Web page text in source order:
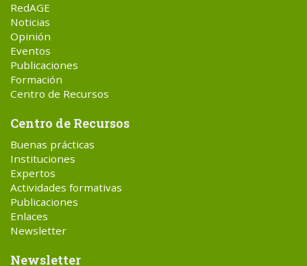
RedAGE
Noticias
Opinión
Eventos
Publicaciones
Formación
Centro de Recursos
Centro de Recursos
Buenas prácticas
Instituciones
Expertos
Actividades formativas
Publicaciones
Enlaces
Newsletter
Newsletter